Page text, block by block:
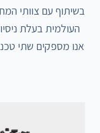
בשיתוף עם צוותי
אנו מספקים שתי